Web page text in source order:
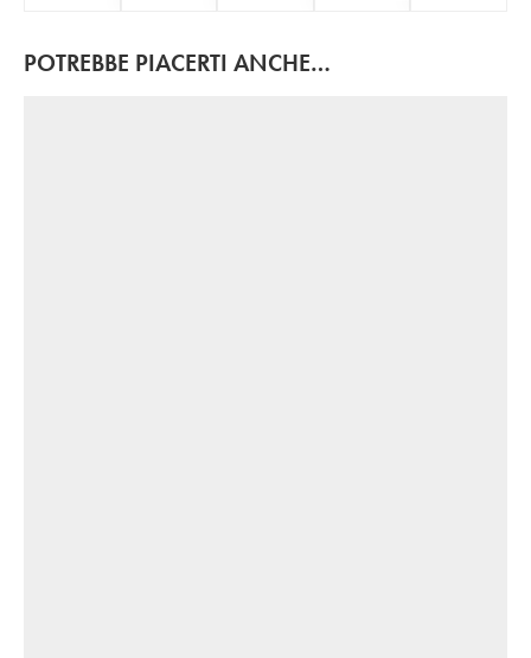
POTREBBE PIACERTI ANCHE…